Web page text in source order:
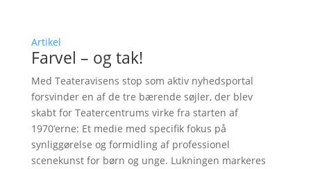
Artikel
Farvel – og tak!
Med Teateravisens stop som aktiv nyhedsportal
forsvinder en af de tre bærende søjler, der blev
skabt for Teatercentrums virke fra starten af
1970’erne: Et medie med specifik fokus på
synliggørelse og formidling af professionel
scenekunst for børn og unge. Lukningen markeres